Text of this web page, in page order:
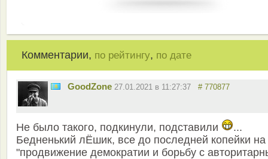
Комментарии, по рейтингу, по дате
GoodZone 27.01.2021 в 11:27:37 # 770877
Не было такого, подкинули, подставили
...
Бедненький лЁшик, все до последней копейки на
"продвижение демократии и борьбу с